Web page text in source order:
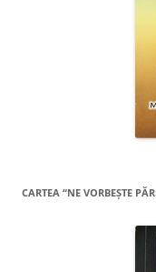
CARTEA “NE VORBEŞTE